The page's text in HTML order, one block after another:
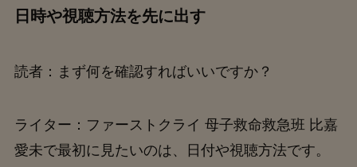
日時や視聴方法を先に出す
読者：まず何を確認すればいいですか？
ライター：ファーストクライ 母子救命救急班 比嘉
愛未で最初に見たいのは、日付や視聴方法です。